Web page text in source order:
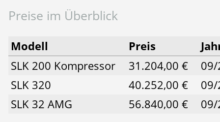
Preise im Überblick
Modell Preis
SLK 200 Kompressor
31.204,00 €
SLK 320
40.252,00 €
SLK 32 AMG
56.840,00 €